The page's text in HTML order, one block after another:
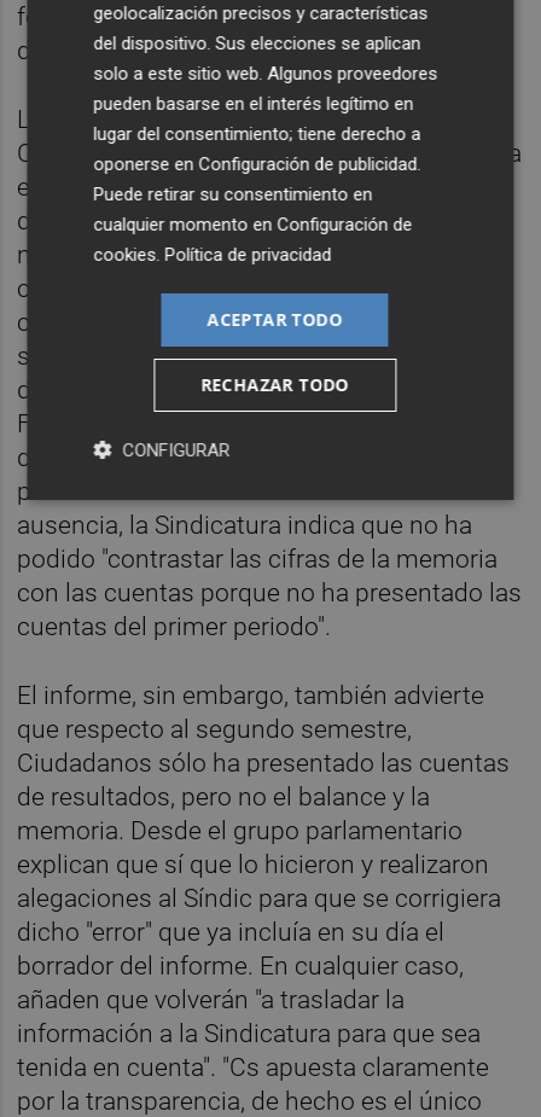
fecha de constitución de la nueva Cámara- y
del 17 de mayo al 31 de diciembre.
Los naranjas, según el órgano dirigido por
Cucarella, "solo han presentado cuentas para
el periodo 1 de mayo al 31 de diciembre". Es
decir, las que habría firmado la dirección del
nuevo grupo parlamentario que se
constituyó al inicio de la legislatura. De las
cuentas del grupo previas a las elecciones
se encargaba el exdiputado y ex secretario
de Organización del partido,Emilio Argüeso
Fuentes de la formación atribuyeron en su
día su renuncia al cargo que ocupaba
precisamente a esta cuestión. Ante tal
ausencia, la Sindicatura indica que no ha
podido "contrastar las cifras de la memoria
con las cuentas porque no ha presentado las
cuentas del primer periodo".
El informe, sin embargo, también advierte
que respecto al segundo semestre,
Ciudadanos sólo ha presentado las cuentas
de resultados, pero no el balance y la
memoria. Desde el grupo parlamentario
explican que sí que lo hicieron y realizaron
alegaciones al Síndic para que se corrigiera
dicho "error" que ya incluía en su día el
borrador del informe. En cualquier caso,
añaden que volverán "a trasladar la
información a la Sindicatura para que sea
tenida en cuenta". "Cs apuesta claramente
por la transparencia, de hecho es el único
geolocalización precisos y características
del dispositivo. Sus elecciones se aplican
solo a este sitio web. Algunos proveedores
pueden basarse en el interés legítimo en
lugar del consentimiento; tiene derecho a
oponerse enConfiguración de publicidad
Puede retirar su consentimiento en
cualquier momento enConfiguración de
cookies .Política de privacidad
ACEPTAR TODO
RECHAZAR TODO
CONFIGURAR